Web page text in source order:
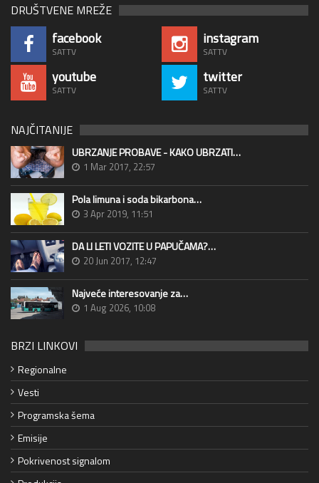
DRUŠTVENE MREŽE
facebook
SATTV
instagram
SATTV
youtube
SATTV
twitter
SATTV
NAJČITANIJE
UBRZANJE PROBAVE - KAKO UBRZATI…
1 Mar 2017, 22:57
Pola limuna i soda bikarbona…
3 Apr 2019, 11:51
DA LI LETI VOZITE U PAPUČAMA?…
20 Jun 2017, 12:47
Najveće interesovanje za…
1 Aug 2026, 10:08
BRZI LINKOVI
Regionalne
Vesti
Programska šema
Emisije
Pokrivenost signalom